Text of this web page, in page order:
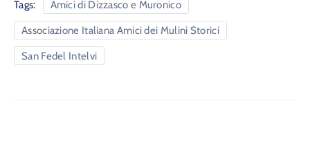
Tags: Amici di Dizzasco e Muronico
Associazione Italiana Amici dei Mulini Storici
San Fedel Intelvi